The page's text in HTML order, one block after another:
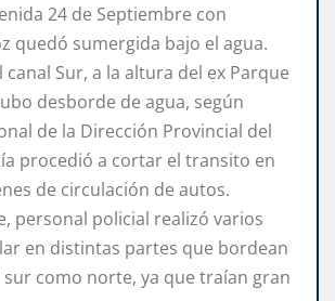
24 de Septiembre con
quedó sumergida bajo el agua.
canal Sur, a la altura del ex Parque
desborde de agua, según
de la Dirección Provincial del
procedió a cortar el transito en
de circulación de autos.
personal policial realizó varios
en distintas partes que bordean
como norte, ya que traían gran